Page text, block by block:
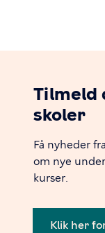
Tilmeld
skoler
Få nyheder
om nye
kurser.
Klik her